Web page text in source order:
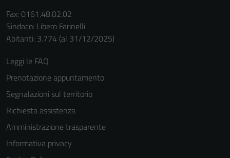
Fax: 0161.48.02.02
Sindaco: Libero Farinelli
Abitanti: 3.774 (al 31/12/2025)
Leggi le FAQ
Prenotazione appuntamento
Segnalazioni sul territorio
Richiesta assistenza
Amministrazione trasparente
Informativa privacy